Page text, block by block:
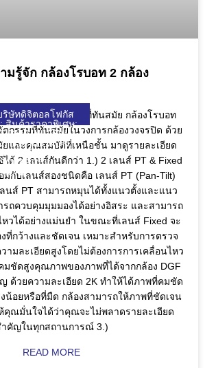
ริษัทดิจิตอลโฟกัส
สินค้าราคาพิเศษ;
UNIVIEW;
DJI; KEENON;
VIEWSONIC;
มรู้จัก กล้องโรบอท 2 กล้อง
เทคโนโลยี 2 เลนส์ที่ทันสมัย กล้องโรบอท
กรรมที่ทันสมัยในวงการกล้องวงจรปิด ด้วย
และคุณสมบัติที่เหนือชั้น มาดูรายละเอียด
ด้ 2 เลนส์กันดีกว่า 1.) 2 เลนส์ PT & Fixed
มกับเลนส์สองชนิดคือ เลนส์ PT (Pan-Tilt)
นส์ PT สามารถหมุนได้ทั้งแนวตั้งและแนว
ถควบคุมมุมมองได้อย่างอิสระ และสามารถ
วได้อย่างแม่นยำ ในขณะที่เลนส์ Fixed จะ
ที่กว้างและชัดเจน เหมาะสำหรับการตรวจ
ามละเอียดสูงโดยไม่ต้องการการเคลื่อนไหว
ชัดสูงคุณภาพของภาพที่ได้จากกล้อง DGF
ด้วยความละเอียด 2K ทำให้ได้ภาพที่คมชัด
น้อยหรือที่มืด กล้องสามารถให้ภาพที่ชัดเจน
คุณมั่นใจได้ว่าคุณจะไม่พลาดรายละเอียด
ำคัญในทุกสถานการณ์ 3.)
READ MORE